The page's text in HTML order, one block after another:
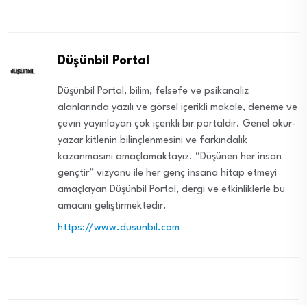
Düşünbil Portal
Düşünbil Portal, bilim, felsefe ve psikanaliz
alanlarında yazılı ve görsel içerikli makale, deneme ve
çeviri yayınlayan çok içerikli bir portaldır. Genel okur-
yazar kitlenin bilinçlenmesini ve farkındalık
kazanmasını amaçlamaktayız. “Düşünen her insan
gençtir” vizyonu ile her genç insana hitap etmeyi
amaçlayan Düşünbil Portal, dergi ve etkinliklerle bu
amacını geliştirmektedir.
https://www.dusunbil.com